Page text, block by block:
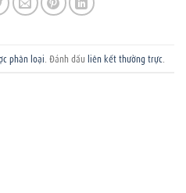
phân loại . Đánh dấu liên kết thường trực